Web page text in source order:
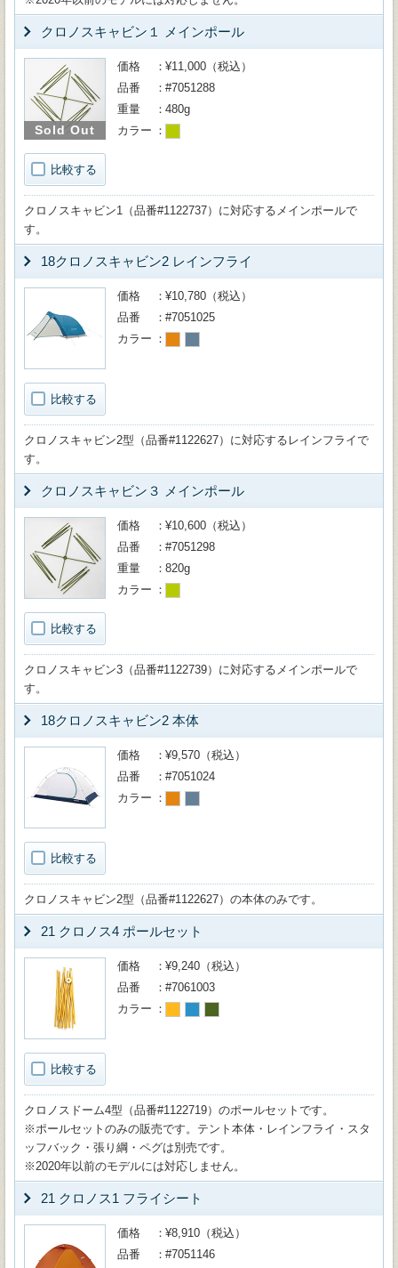
クロノスキャビン１ メインポール
Sold Out
比較する
価格
¥11,000（税込）
品番
#7051288
重量
480g
カラー
クロノスキャビン1（品番#1122737）に対応するメインポールで
す。
18クロノスキャビン2 レインフライ
比較する
価格
¥10,780（税込）
品番
#7051025
カラー
クロノスキャビン2型（品番#1122627）に対応するレインフライで
す。
クロノスキャビン３ メインポール
比較する
価格
¥10,600（税込）
品番
#7051298
重量
820g
カラー
クロノスキャビン3（品番#1122739）に対応するメインポールで
す。
18クロノスキャビン2 本体
比較する
価格
¥9,570（税込）
品番
#7051024
カラー
クロノスキャビン2型（品番#1122627）の本体のみです。
21 クロノス4 ポールセット
比較する
価格
¥9,240（税込）
品番
#7061003
カラー
クロノスドーム4型（品番#1122719）のポールセットです。
※ポールセットのみの販売です。テント本体・レインフライ・スタ
ッフバック・張り綱・ペグは別売です。
※2020年以前のモデルには対応しません。
21 クロノス1 フライシート
価格
¥8,910（税込）
品番
#7051146